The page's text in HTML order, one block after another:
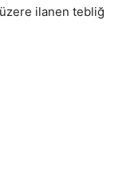
ilanen tebliğ